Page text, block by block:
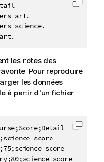
art.
science.
Copier
les notes des
Pour reproduire
les données
à partir d'un fichier
score
score
score
Copier